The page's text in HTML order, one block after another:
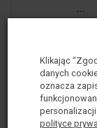
...
14
Klikając
danych
oznacza
polityce